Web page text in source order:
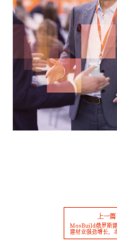
上一篇
MosBuild俄罗斯
建材业强劲增长，
技术创新成关键